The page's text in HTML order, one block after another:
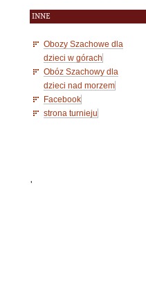
INNE
Obozy Szachowe dla
dzieci w górach
Obóz Szachowy dla
dzieci nad morzem
Facebook
strona turnieju
'